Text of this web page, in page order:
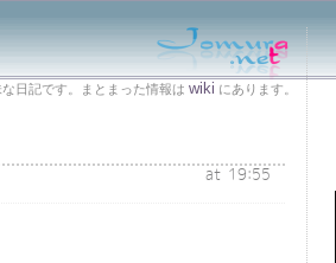
日記です。まとまった情報は wiki にあります。
at 19:55